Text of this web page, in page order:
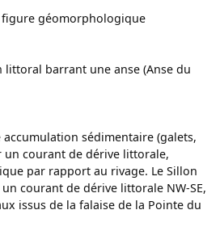
figure géomorphologique
barrant une anse (Anse du
sédimentaire (galets,
un courant de dérive littorale,
par rapport au rivage. Le Sillon
courant de dérive littorale NW-SE,
issus de la falaise de la Pointe du